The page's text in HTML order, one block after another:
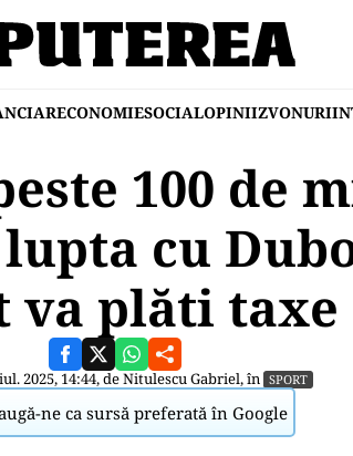
ECONOMIESOCIALOPINIIZVONURI
100 de
cu
va plăti taxe
2025, 14:44, deNitulescu Gabriel, în SPORT
ne ca sursă preferată în Google